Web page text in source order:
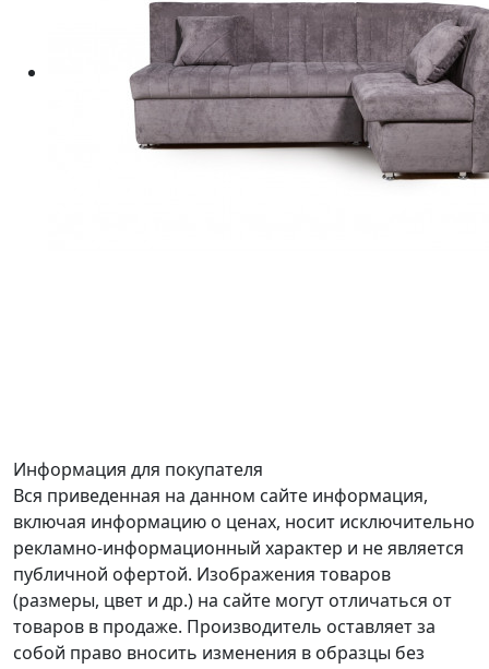
Информация для покупателя
Вся приведенная на данном сайте информация,
включая информацию о ценах, носит исключительно
рекламно-информационный характер и не является
публичной офертой. Изображения товаров
(размеры, цвет и др.) на сайте могут отличаться от
товаров в продаже. Производитель оставляет за
собой право вносить изменения в образцы без